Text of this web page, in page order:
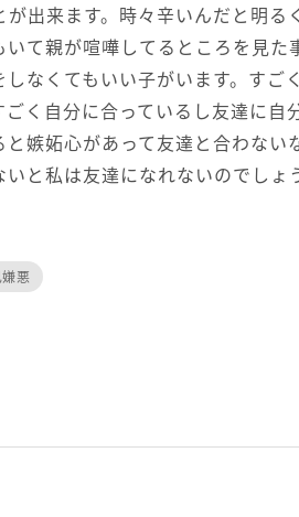
出来ます。時々辛いんだと明る
て親が喧嘩してるところを見た
なくてもいい子がいます。すご
く自分に合っているし友達に自
嫉妬心があって友達と合わない
と私は友達になれないのでしょ
悪